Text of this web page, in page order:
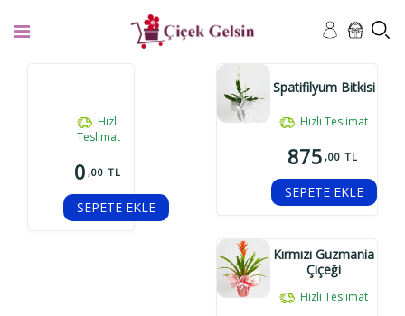
Hızlı
Teslimat
0 ,00 TL
SEPETE EKLE
Spatifilyum Bitkisi
Hızlı Teslimat
875 ,00 TL
SEPETE EKLE
Kırmızı Guzmania
Çiçeği
Hızlı Teslimat